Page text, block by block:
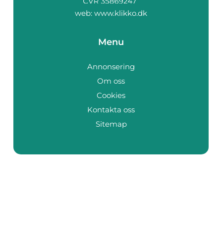
web: www.klikko.dk
Menu
Annonsering
Om oss
Cookies
Kontakta oss
Sitemap